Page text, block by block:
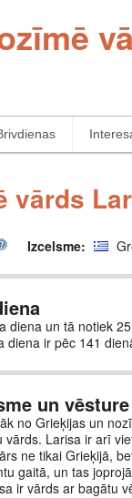
vārds
Izcelsme:
diena un tā notiek
diena ir pēc 141
un vēsture
no Grieķijas un
vārds. Larisa ir arī
ne tikai Grieķijā,
gaitā, un tas
ir vārds ar bagātu